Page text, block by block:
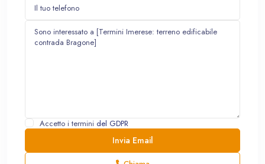
Accetto i termini del GDPR